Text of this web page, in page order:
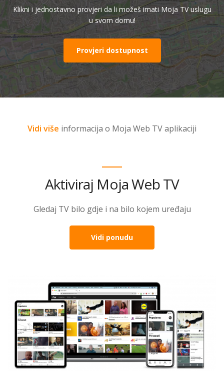
Klikni i jednostavno provjeri da li možeš imati Moja TV uslugu
u svom domu!
Provjeri dostupnost
Vidi više informacija o Moja Web TV aplikaciji
Aktiviraj Moja Web TV
Gledaj TV bilo gdje i na bilo kojem uređaju
Vidi ponudu